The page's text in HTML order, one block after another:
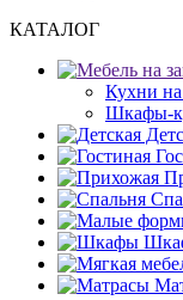
КАТАЛОГ
Кухни на
Шкафы-